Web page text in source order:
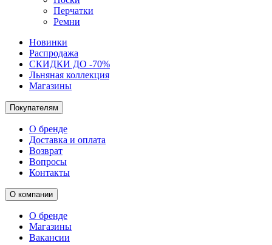
Перчатки
Ремни
Новинки
Распродажа
СКИДКИ ДО -70%
Льняная коллекция
Магазины
Покупателям
О бренде
Доставка и оплата
Возврат
Вопросы
Контакты
О компании
О бренде
Магазины
Вакансии